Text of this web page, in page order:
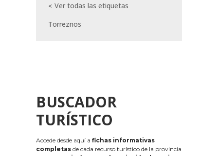
Ver todas las etiquetas
Torreznos
BUSCADOR
TURÍSTICO
Accede desde aquí a fichas informativas
completas de cada recurso turístico de la provincia